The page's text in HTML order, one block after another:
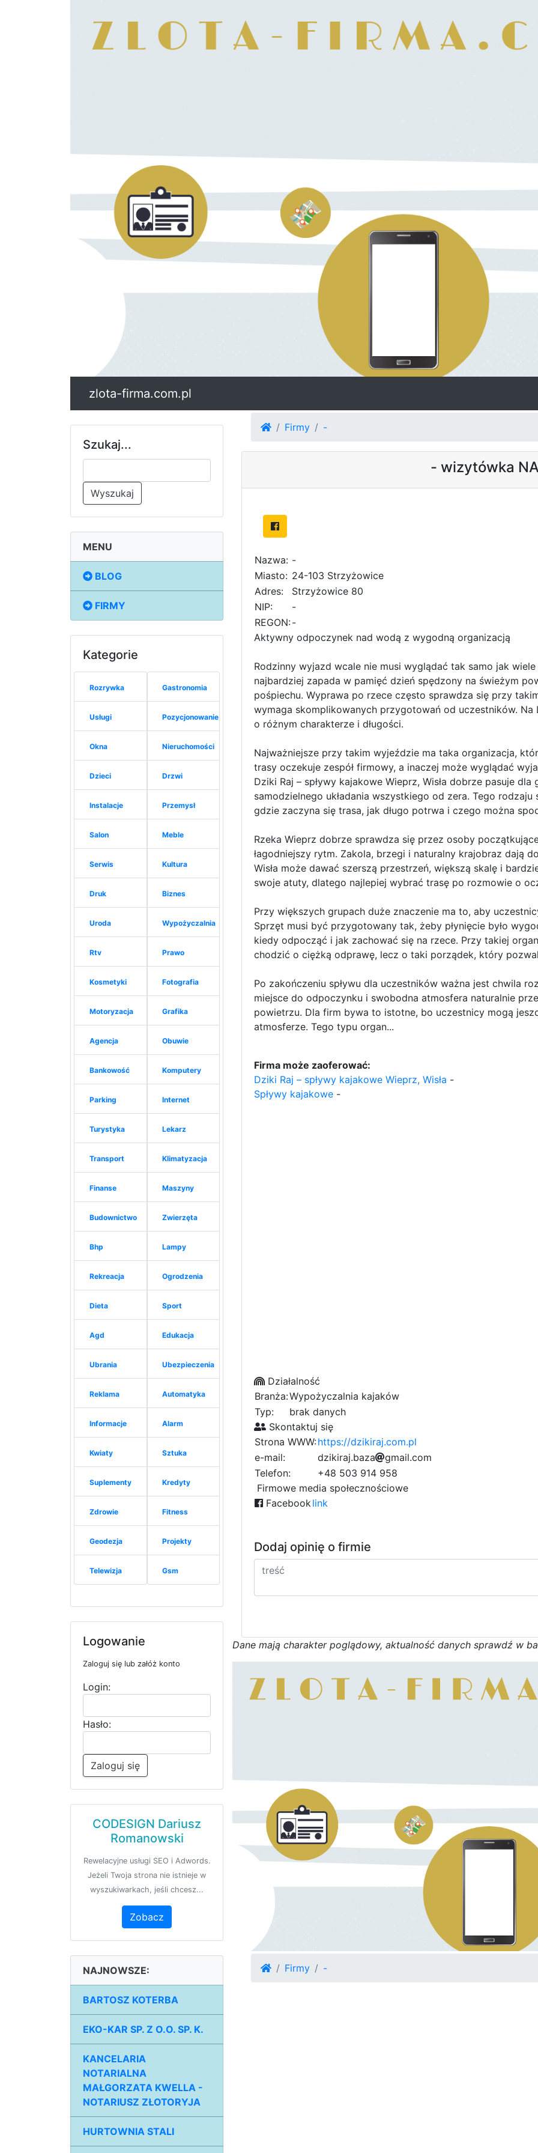
zlota-firma.com.pl
Szukaj...
Wyszukaj
MENU
BLOG
FIRMY
Kategorie
Rozrywka
Usługi
Okna
Dzieci
Instalacje
Salon
Serwis
Druk
Uroda
Rtv
Kosmetyki
Motoryzacja
Agencja
Bankowość
Parking
Turystyka
Transport
Finanse
Budownictwo
Bhp
Rekreacja
Dieta
Agd
Ubrania
Reklama
Informacje
Kwiaty
Suplementy
Zdrowie
Geodezja
Telewizja
Gastronomia
Pozycjonowanie
Nieruchomości
Drzwi
Przemysł
Meble
Kultura
Biznes
Wypożyczalnia
Prawo
Fotografia
Grafika
Obuwie
Komputery
Internet
Lekarz
Klimatyzacja
Maszyny
Zwierzęta
Lampy
Ogrodzenia
Sport
Edukacja
Ubezpieczenia
Automatyka
Alarm
Sztuka
Kredyty
Fitness
Projekty
Gsm
Logowanie
Zaloguj się lub załóż konto
Login:
Hasło:
Zaloguj się
CODESIGN Dariusz
Romanowski
Rewelacyjne usługi SEO i Adwords.
Jeżeli Twoja strona nie istnieje w
wyszukiwarkach, jeśli chcesz...
Zobacz
NAJNOWSZE:
BARTOSZ KOTERBA
EKO-KAR SP. Z O.O. SP. K.
KANCELARIA
NOTARIALNA
MAŁGORZATA KWELLA -
NOTARIUSZ ZŁOTORYJA
HURTOWNIA STALI
Firmy -
- wizytówka
Nazwa: -
Miasto: 24-103 Strzyżowice
Adres:
Strzyżowice 80
NIP:
-
REGON:-
Aktywny odpoczynek nad wodą z wygodną organizacją
Rodzinny wyjazd wcale nie musi wyglądać tak samo jak
najbardziej zapada w pamięć dzień spędzony na świeżym
pośpiechu. Wyprawa po rzece często sprawdza się przy
wymaga skomplikowanych przygotowań od uczestników.
o różnym charakterze i długości.
Najważniejsze przy takim wyjeździe ma taka organizacja,
trasy oczekuje zespół firmowy, a inaczej może wyglądać
Dziki Raj – spływy kajakowe Wieprz, Wisła dobrze pasuje
samodzielnego układania wszystkiego od zera. Tego rodzaju
gdzie zaczyna się trasa, jak długo potrwa i czego można
Rzeka Wieprz dobrze sprawdza się przez osoby
łagodniejszy rytm. Zakola, brzegi i naturalny krajobraz dają
Wisła może dawać szerszą przestrzeń, większą skalę i
swoje atuty, dlatego najlepiej wybrać trasę po rozmowie o
Przy większych grupach duże znaczenie ma to, aby
Sprzęt musi być przygotowany tak, żeby płynięcie było
kiedy odpocząć i jak zachować się na rzece. Przy takiej
chodzić o ciężką odprawę, lecz o taki porządek, który
Po zakończeniu spływu dla uczestników ważna jest chwila
miejsce do odpoczynku i swobodna atmosfera naturalnie
powietrzu. Dla firm bywa to istotne, bo uczestnicy mogą
atmosferze. Tego typu organ...
Firma może zaoferować:
Dziki Raj – spływy kajakowe Wieprz, Wisła -
Spływy kajakowe -
Działalność
Branża:Wypożyczalnia kajaków
Typ:
brak danych
Skontaktuj się
Strona WWW:https://dzikiraj.com.pl
e-mail:
a
6
2
dzikf
id
4
raj7
5
.baza g2
5
6
mad
il.c0
om
Telefon:
+48 503 914 958
Firmowe media społecznościowe
Facebook link
Dodaj opinię o firmie
Dane mają charakter poglądowy, aktualność danych sprawdź w
Firmy -